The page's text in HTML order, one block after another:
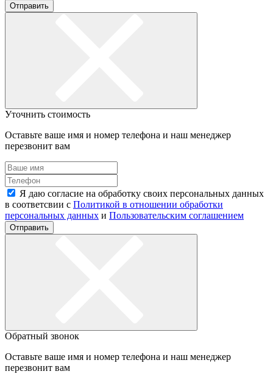
Отправить
Уточнить стоимость
Оставьте ваше имя и номер телефона и наш менеджер
перезвонит вам
Я даю согласие на обработку своих персональных данных
в соответсвии с Политикой в отношении обработки
персональных данных и Пользовательским соглашением
Отправить
Обратный звонок
Оставьте ваше имя и номер телефона и наш менеджер
перезвонит вам